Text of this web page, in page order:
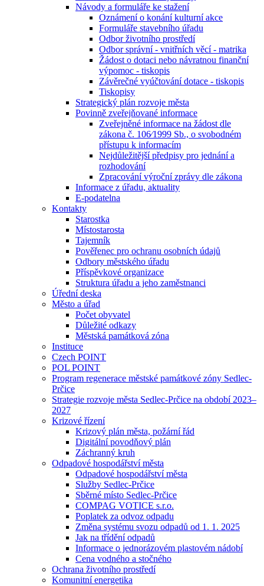
Návody a formuláře ke stažení
Oznámení o konání kulturní akce
Formuláře stavebního úřadu
Odbor životního prostředí
Odbor správní - vnitřních věcí - matrika
Žádost o dotaci nebo návratnou finanční
výpomoc - tiskopis
Závěrečné vyúčtování dotace - tiskopis
Tiskopisy
Strategický plán rozvoje města
Povinně zveřejňované informace
Zveřejněné informace na žádost dle
zákona č. 106⁄1999 Sb., o svobodném
přístupu k informacím
Nejdůležitější předpisy pro jednání a
rozhodování
Zpracování výroční zprávy dle zákona
Informace z úřadu, aktuality
E-podatelna
Kontakty
Starostka
Místostarosta
Tajemník
Pověřenec pro ochranu osobních údajů
Odbory městského úřadu
Příspěvkové organizace
Struktura úřadu a jeho zaměstnanci
Úřední deska
Město a úřad
Počet obyvatel
Důležité odkazy
Městská památková zóna
Instituce
Czech POINT
POL POINT
Program regenerace městské památkové zóny Sedlec-
Prčice
Strategie rozvoje města Sedlec-Prčice na období 2023–
2027
Krizové řízení
Krizový plán města, požární řád
Digitální povodňový plán
Záchranný kruh
Odpadové hospodářství města
Odpadové hospodářství města
Služby Sedlec-Prčice
Sběrné místo Sedlec-Prčice
COMPAG VOTICE s.r.o.
Poplatek za odvoz odpadu
Změna systému svozu odpadů od 1. 1. 2025
Jak na třídění odpadů
Informace o jednorázovém plastovém nádobí
Cena vodného a stočného
Ochrana životního prostředí
Komunitní energetika